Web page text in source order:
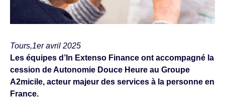
Tours,1er avril 2025
Les équipes d’In Extenso Finance ont accompagné la
cession de Autonomie Douce Heure au Groupe
A2micile, acteur majeur des services à la personne en
France.